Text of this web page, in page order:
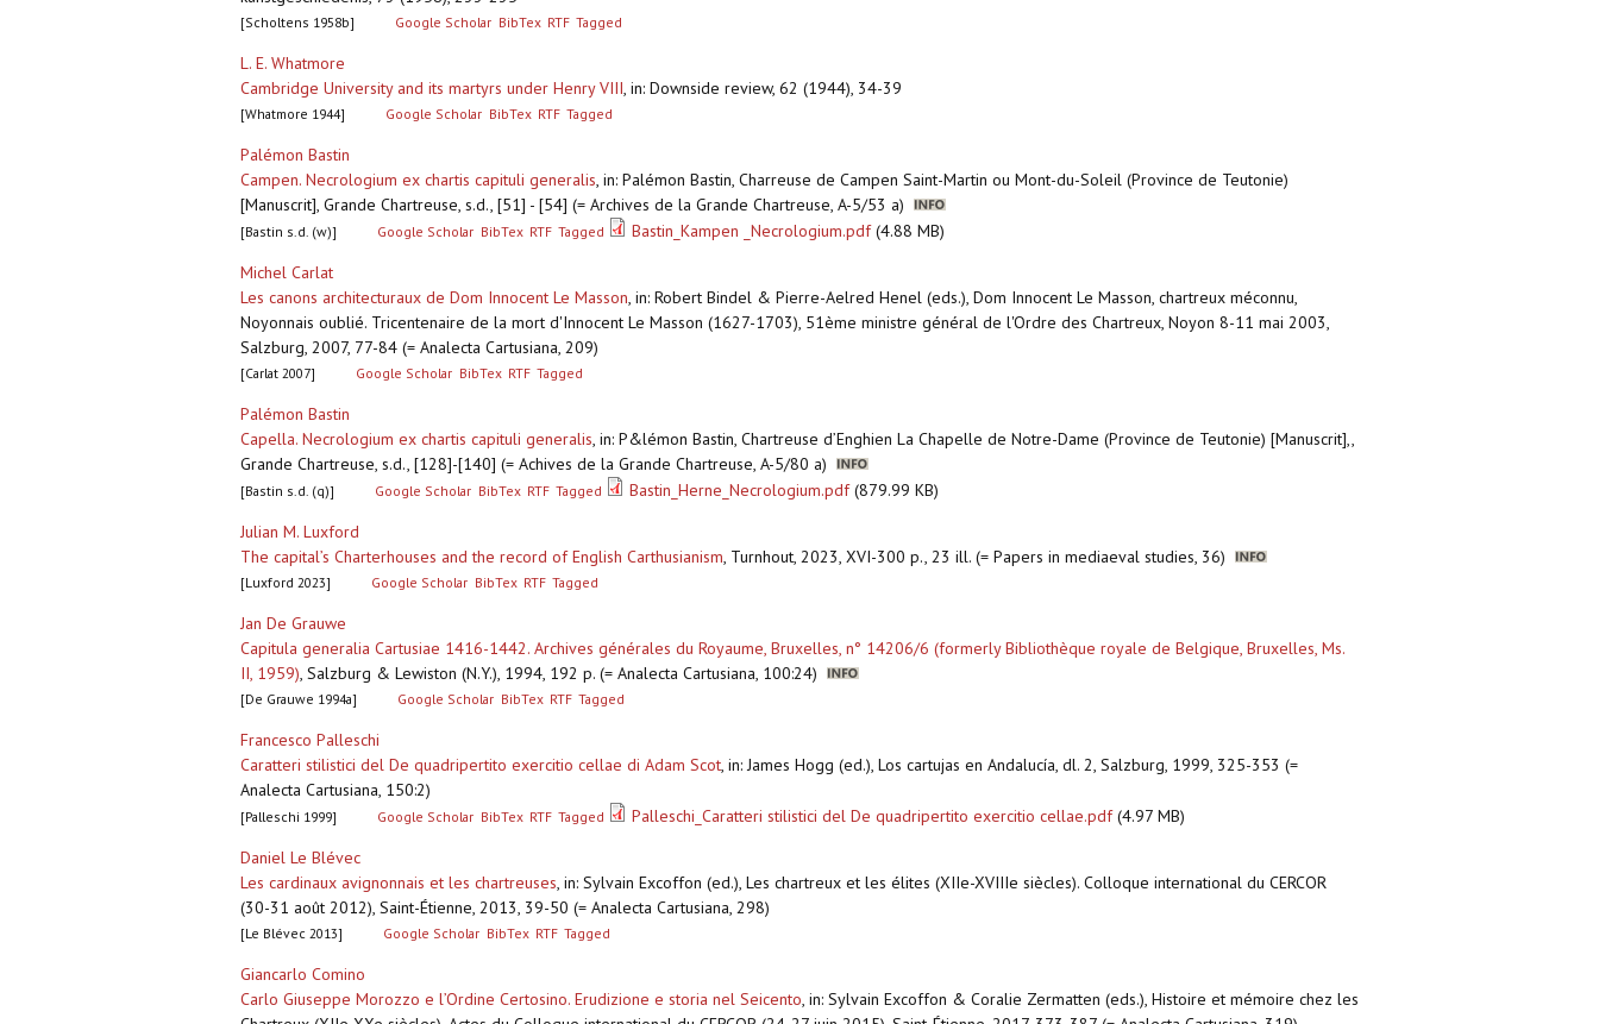
[Scholtens 1958b] Google Scholar BibTex RTF Tagged
L. E. Whatmore
Cambridge University and its martyrs under Henry VIII, in: Downside review, 62 (1944), 34-39
[Whatmore 1944] Google Scholar BibTex RTF Tagged
Palémon Bastin
Campen. Necrologium ex chartis capituli generalis, in: Palémon Bastin, Charreuse de Campen Saint-Martin ou Mont-du-Soleil (Province de Teutonie)
[Manuscrit], Grande Chartreuse, s.d., [51] - [54] (= Archives de la Grande Chartreuse, A-5/53 a)
[Bastin s.d. (w)] Google Scholar BibTex RTF Tagged Bastin_Kampen _Necrologium.pdf(4.88 MB)
Michel Carlat
Les canons architecturaux de Dom Innocent Le Masson, in: Robert Bindel & Pierre-Aelred Henel (eds.), Dom Innocent Le Masson, chartreux méconnu,
Noyonnais oublié. Tricentenaire de la mort d'Innocent Le Masson (1627-1703), 51ème ministre général de l'Ordre des Chartreux, Noyon 8-11 mai 2003,
Salzburg, 2007, 77-84 (= Analecta Cartusiana, 209)
[Carlat 2007] Google Scholar BibTex RTF Tagged
Palémon Bastin
Capella. Necrologium ex chartis capituli generalis, in: P&lémon Bastin, Chartreuse d’Enghien La Chapelle de Notre-Dame (Province de Teutonie) [Manuscrit],,
Grande Chartreuse, s.d., [128]-[140] (= Achives de la Grande Chartreuse, A-5/80 a)
[Bastin s.d. (q)] Google Scholar BibTex RTF Tagged Bastin_Herne_Necrologium.pdf(879.99 KB)
Julian M. Luxford
The capital’s Charterhouses and the record of English Carthusianism, Turnhout, 2023, XVI-300 p., 23 ill. (= Papers in mediaeval studies, 36)
[Luxford 2023] Google Scholar BibTex RTF Tagged
Jan De Grauwe
Capitula generalia Cartusiae 1416-1442. Archives générales du Royaume, Bruxelles, n° 14206/6 (formerly Bibliothèque royale de Belgique, Bruxelles, Ms.
II, 1959), Salzburg & Lewiston (N.Y.), 1994, 192 p. (= Analecta Cartusiana, 100:24)
[De Grauwe 1994a] Google Scholar BibTex RTF Tagged
Francesco Palleschi
Caratteri stilistici del De quadripertito exercitio cellae di Adam Scot, in: James Hogg (ed.), Los cartujas en Andalucía, dl. 2, Salzburg, 1999, 325-353 (=
Analecta Cartusiana, 150:2)
[Palleschi 1999] Google Scholar BibTex RTF Tagged Palleschi_Caratteri stilistici del De quadripertito exercitio cellae.pdf(4.97 MB)
Daniel Le Blévec
Les cardinaux avignonnais et les chartreuses, in: Sylvain Excoffon (ed.), Les chartreux et les élites (XIIe-XVIIIe siècles). Colloque international du CERCOR
(30-31 août 2012), Saint-Étienne, 2013, 39-50 (= Analecta Cartusiana, 298)
[Le Blévec 2013] Google Scholar BibTex RTF Tagged
Giancarlo Comino
Carlo Giuseppe Morozzo e l’Ordine Certosino. Erudizione e storia nel Seicento, in: Sylvain Excoffon & Coralie Zermatten (eds.), Histoire et mémoire chez les